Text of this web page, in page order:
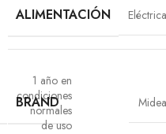
ALIMENTACIÓN
1 año en
condiciones
normales
de uso
BRAND